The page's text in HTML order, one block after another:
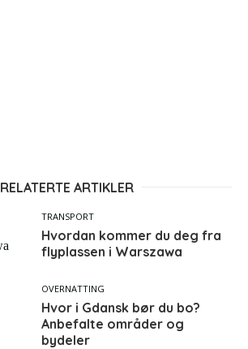
RELATERTE ARTIKLER
TRANSPORT
Hvordan kommer du deg fra
flyplassen i Warszawa
OVERNATTING
Hvor i Gdansk bør du bo?
Anbefalte områder og
bydeler